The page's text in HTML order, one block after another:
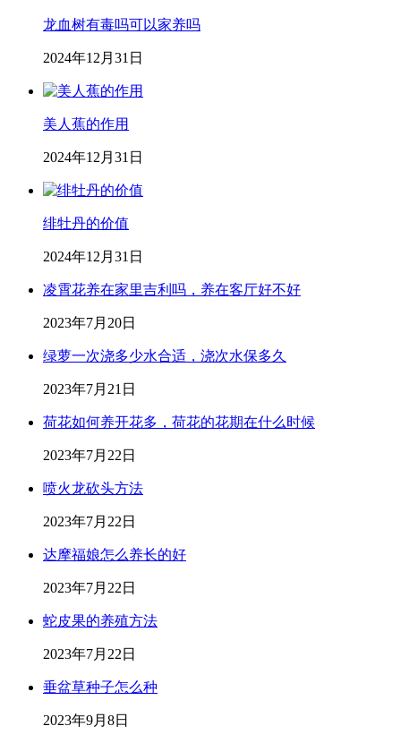
龙血树有毒吗可以家养吗
2024年12月31日
美人蕉的作用
2024年12月31日
绯牡丹的价值
2024年12月31日
凌霄花养在家里吉利吗，养在客厅好不好
2023年7月20日
绿萝一次浇多少水合适，浇次水保多久
2023年7月21日
荷花如何养开花多，荷花的花期在什么时候
2023年7月22日
喷火龙砍头方法
2023年7月22日
达摩福娘怎么养长的好
2023年7月22日
蛇皮果的养殖方法
2023年7月22日
垂盆草种子怎么种
2023年9月8日